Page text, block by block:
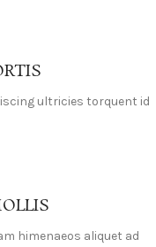
ultricies torquent id
himenaeos aliquet ad